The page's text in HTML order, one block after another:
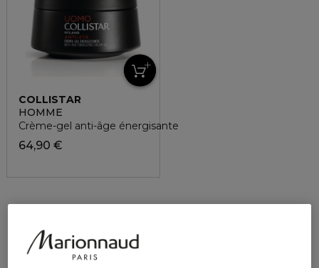
COLLISTAR
HOMME
Crème-gel anti-âge énergisante
64,90 €